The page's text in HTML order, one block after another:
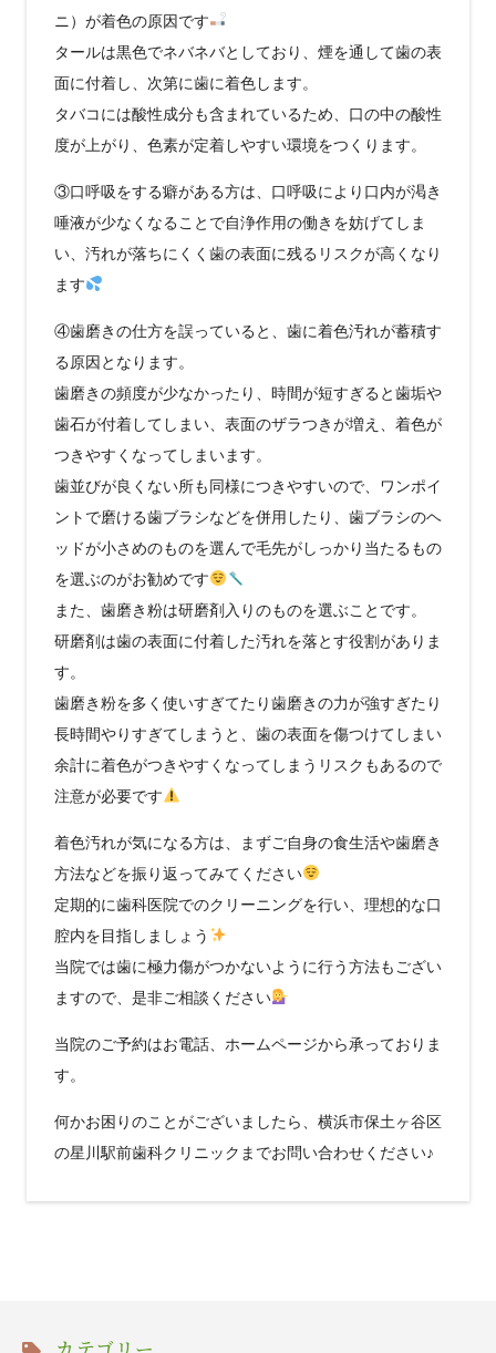
ニ）が着色の原因です
タールは黒色でネバネバとしており、煙を通して歯の表
面に付着し、次第に歯に着色します。
タバコには酸性成分も含まれているため、口の中の酸性
度が上がり、色素が定着しやすい環境をつくります。
③口呼吸をする癖がある方は、口呼吸により口内が渇き
唾液が少なくなることで自浄作用の働きを妨げてしま
い、汚れが落ちにくく歯の表面に残るリスクが高くなり
ます
④歯磨きの仕方を誤っていると、歯に着色汚れが蓄積す
る原因となります。
歯磨きの頻度が少なかったり、時間が短すぎると歯垢や
歯石が付着してしまい、表面のザラつきが増え、着色が
つきやすくなってしまいます。
歯並びが良くない所も同様につきやすいので、ワンポイ
ントで磨ける歯ブラシなどを併用したり、歯ブラシのヘ
ッドが小さめのものを選んで毛先がしっかり当たるもの
を選ぶのがお勧めです
また、歯磨き粉は研磨剤入りのものを選ぶことです。
研磨剤は歯の表面に付着した汚れを落とす役割がありま
す。
歯磨き粉を多く使いすぎてたり歯磨きの力が強すぎたり
長時間やりすぎてしまうと、歯の表面を傷つけてしまい
余計に着色がつきやすくなってしまうリスクもあるので
注意が必要です
着色汚れが気になる方は、まずご自身の食生活や歯磨き
方法などを振り返ってみてください
定期的に歯科医院でのクリーニングを行い、理想的な口
腔内を目指しましょう
当院では歯に極力傷がつかないように行う方法もござい
ますので、是非ご相談ください
当院のご予約はお電話、ホームページから承っておりま
す。
何かお困りのことがございましたら、横浜市保土ヶ谷区
の星川駅前歯科クリニックまでお問い合わせください♪